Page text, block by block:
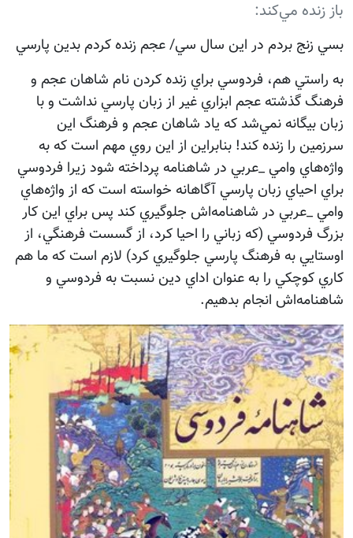
باز زنده مي‌كند:
بسي زنج بردم در اين سال سي/ عجم زنده كردم بدين پارسي
به راستي هم، فردوسي براي زنده كردن نام شاهان عجم و
فرهنگ گذشته عجم ابزاري غير از زبان پارسي نداشت و با
زبان بيگانه نمي‌شد كه ياد شاهان عجم و فرهنگ اين
سرزمين را زنده كند! بنابراين از اين روي مهم است كه به
واژه‌هاي وامي _عربي در شاهنامه پرداخته شود زيرا فردوسي
براي احياي زبان پارسي آگاهانه خواسته است كه از واژه‌هاي
وامي _عربي در شاهنامه‌اش جلوگيري كند پس براي اين كار
بزرگ فردوسي (كه زباني را احيا كرد، از گسست فرهنگي، از
اوستايي به فرهنگ پارسي جلوگيري كرد) لازم است كه ما هم
كاري كوچكي را به عنوان اداي دين نسبت به فردوسي و
شاهنامه‌اش انجام بدهيم.